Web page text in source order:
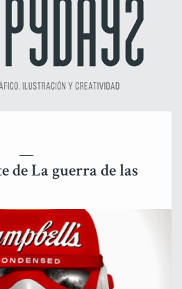
de La guerra de las